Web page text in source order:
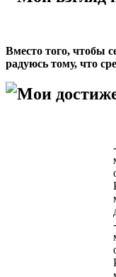
Вместо того, чтобы
радуюсь тому, что
Мои